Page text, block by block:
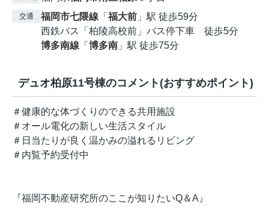
交通 福岡市七隈線 「 福大前 」駅 徒歩59分
西鉄バス「柏陵高校前」バス停下車 徒歩5分
博多南線 「 博多南 」駅 徒歩75分
デュオ柏原11号棟のコメント(おすすめポイント)
＃健康的な体づくりのできる共用施設
＃オール電化の新しい生活スタイル
＃日当たりが良く温かみの溢れるリビング
＃内覧予約受付中
『福岡不動産研究所のここが知りたいQ＆A』